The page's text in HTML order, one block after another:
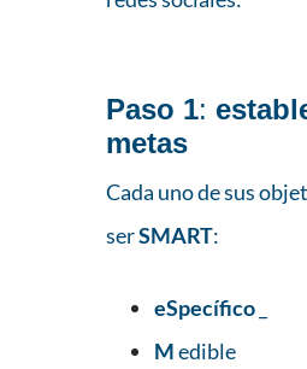
Paso 1:
metas
Cada uno de sus
serSMART:
eSpecífico
Medible